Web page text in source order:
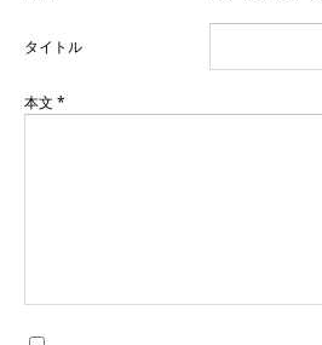
タイトル
本文 *